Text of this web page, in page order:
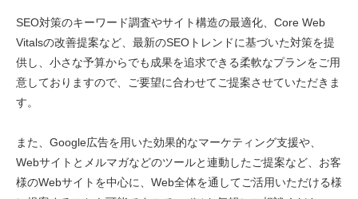
SEO対策のキーワード調査やサイト構造の最適化、Core Web
Vitalsの改善提案など、最新のSEOトレンドに基づいた対策を提
供し、小さな予算からでも成果を追求できる柔軟なプランをご用
意しておりますので、ご要望に合わせてご提案させていただきま
す。
また、Google広告を用いた効果的なマーケティング支援や、
Webサイトとメルマガなどのツールと連動したご提案など、お客
様のWebサイトを中心に、Web全体を通してご活用いただける様